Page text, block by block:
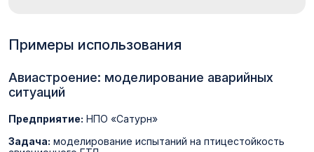
Примеры использования
Авиастроение: моделирование аварийных
ситуаций
Предприятие: НПО «Сатурн»
Задача: моделирование испытаний на птицестойкость